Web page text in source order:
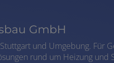
GmbH
und Umgebung. Für
rund um Heizung und